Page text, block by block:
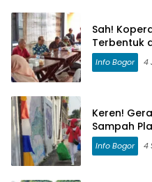
Sah!
Terbentuk
Info Bogor 4
Keren!
Sampah
Info Bogor 4